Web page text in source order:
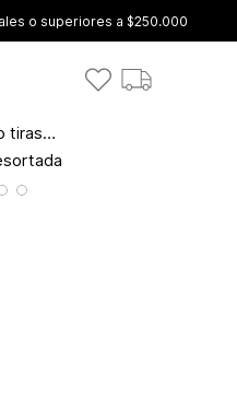
o superiores a $250.000
Vestido largo tiras espalda enresortada